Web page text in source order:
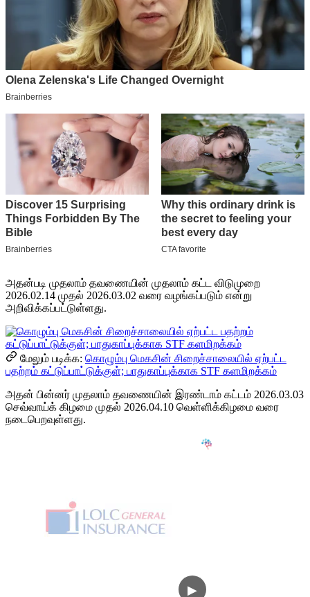
அதன்படி முதலாம் தவணையின் முதலாம் கட்ட விடுமுறை
2026.02.14 முதல் 2026.03.02 வரை வழங்கப்படும் என்று
அறிவிக்கப்பட்டுள்ளது.
மேலும் படிக்க: கொழும்பு மெகசின் சிறைச்சாலையில் ஏற்பட்ட
பதற்றம் கட்டுப்பாட்டுக்குள்; பாதுகாப்புக்காக STF களமிறக்கம்
அதன் பின்னர் முதலாம் தவணையின் இரண்டாம் கட்டம் 2026.03.03
செவ்வாய்க் கிழமை முதல் 2026.04.10 வெள்ளிக்கிழமை வரை
நடைபெறவுள்ளது.